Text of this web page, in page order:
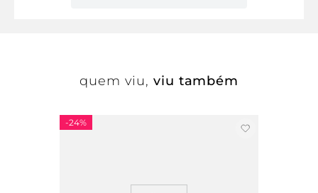
quem viu, viu também
-24%